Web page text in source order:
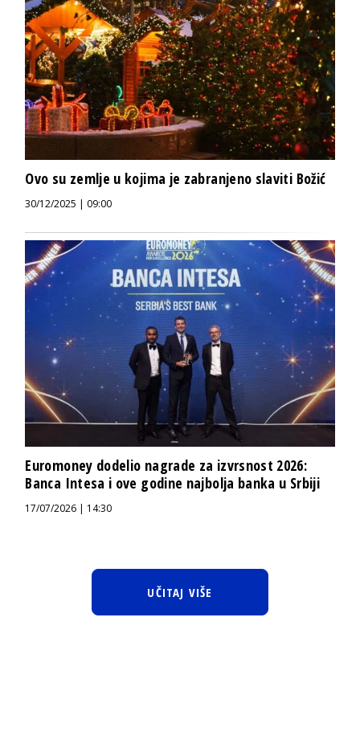
Ovo su zemlje u kojima je zabranjeno slaviti Božić
30/12/2025 | 09:00
Euromoney dodelio nagrade za izvrsnost 2026:
Banca Intesa i ove godine najbolja banka u Srbiji
17/07/2026 | 14:30
UČITAJ VIŠE